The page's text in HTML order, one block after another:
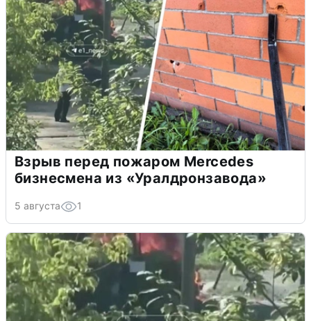
Взрыв перед пожаром Mercedes
бизнесмена из «Уралдронзавода»
5 августа 1